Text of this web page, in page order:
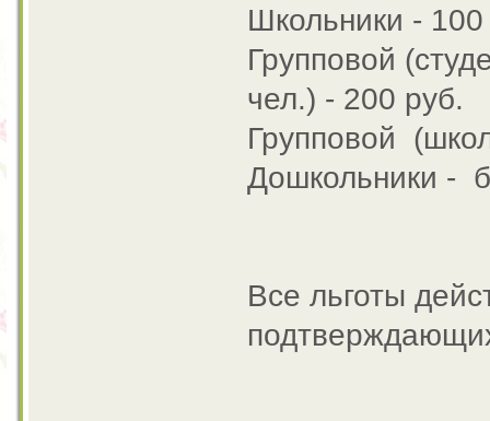
Школьники - 100
Групповой
чел.) - 200 руб.
Групповой
Дошкольники -
Все льготы